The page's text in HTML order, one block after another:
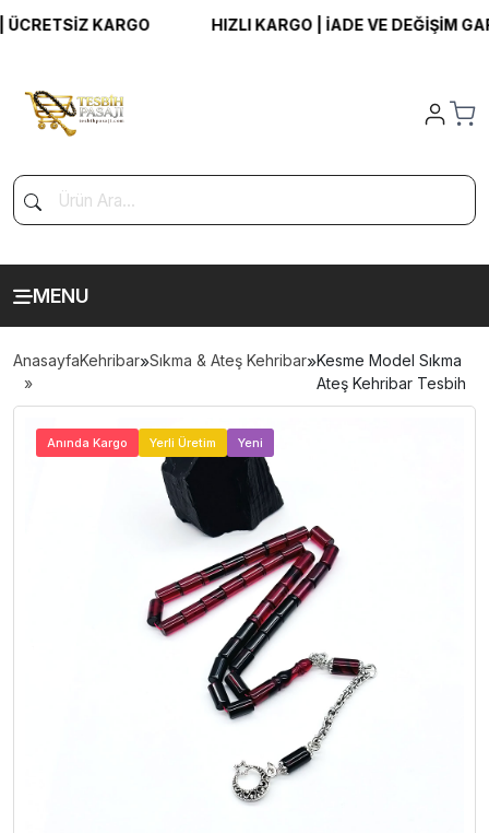
KARGO HIZLI KARGO | İADE VE DEĞİŞİM
MENU
AnasayfaKehribar»Sıkma & Ateş Kehribar»Kesme Model Sıkma
Ateş Kehribar Tesbih
Anında Kargo Yerli Üretim Yeni